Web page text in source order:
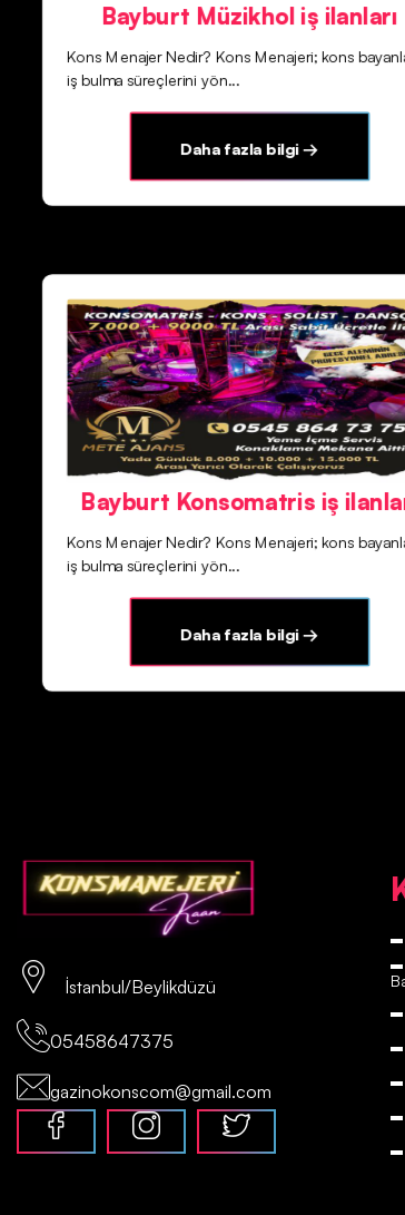
Bayburt Müzikhol iş ilanları
Kons Menajer Nedir? Kons Menajeri; kons
iş bulma süreçlerini yön...
Daha fazla bilgi →
Bayburt Konsomatris iş
Kons Menajer Nedir? Kons Menajeri; kons
iş bulma süreçlerini yön...
Daha fazla bilgi →
İstanbul/Beylikdüzü
05458647375
gazinokonscom@gmail.com